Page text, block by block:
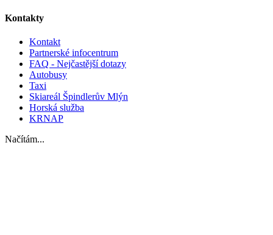
Kontakty
Kontakt
Partnerské infocentrum
FAQ - Nejčastější dotazy
Autobusy
Taxi
Skiareál Špindlerův Mlýn
Horská služba
KRNAP
Načítám...